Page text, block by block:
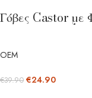
Γόβες Castor με
OEM
€39.90 €24.90